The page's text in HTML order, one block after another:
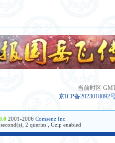
当前时区
京ICP备2023018092
2001-2006 Comsenz Inc.
2 queries , Gzip enabled